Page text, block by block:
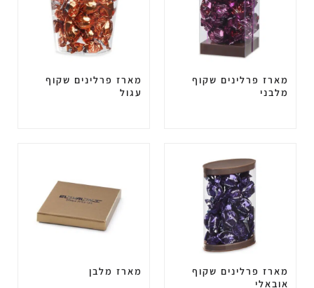
מארז פרלינים שקוף
מלבני
מארז פרלינים שקוף
עגול
מארז פרלינים שקוף
אובאלי
מארז מלבן